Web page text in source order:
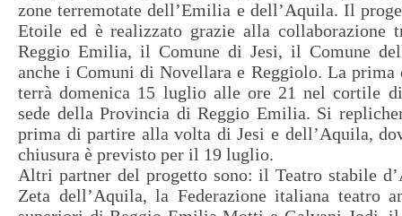
zone terremotate dell’Emilia e dell’Aquila. Il
Etoile ed è realizzato grazie alla collaborazione
Reggio Emilia, il Comune di Jesi, il Comune
anche i Comuni di Novellara e Reggiolo. La prima
terrà domenica 15 luglio alle ore 21 nel cortile
sede della Provincia di Reggio Emilia. Si
prima di partire alla volta di Jesi e dell’Aquila,
chiusura è previsto per il 19 luglio.
Altri partner del progetto sono: il Teatro stabile
Zeta dell’Aquila, la Federazione italiana teatro